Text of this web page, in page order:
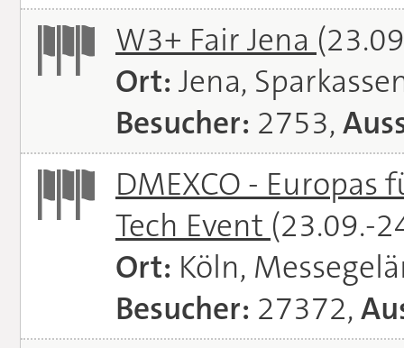
W3+ Fair Jena
Ort: Jena,
Besucher: 2753,
DMEXCO -
Tech Event (23.09.-
Ort: Köln,
Besucher: 27372,